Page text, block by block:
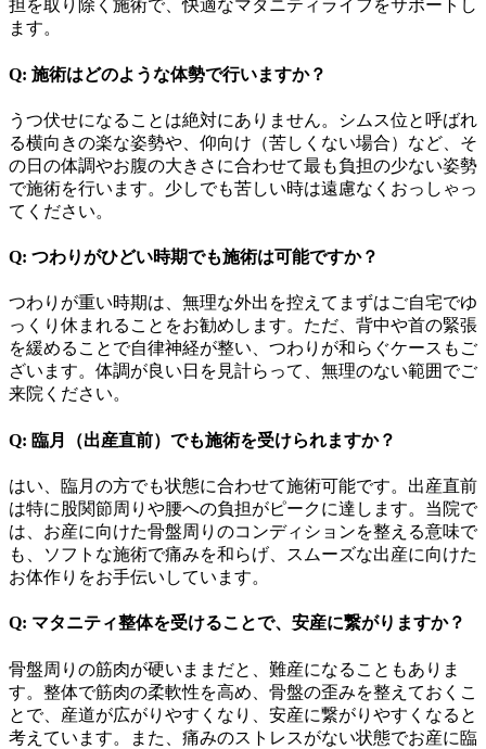
担を取り除く施術で、快適なマタニティライフをサポートし
ます。
Q: 施術はどのような体勢で行いますか？
うつ伏せになることは絶対にありません。シムス位と呼ばれ
る横向きの楽な姿勢や、仰向け（苦しくない場合）など、そ
の日の体調やお腹の大きさに合わせて最も負担の少ない姿勢
で施術を行います。少しでも苦しい時は遠慮なくおっしゃっ
てください。
Q: つわりがひどい時期でも施術は可能ですか？
つわりが重い時期は、無理な外出を控えてまずはご自宅でゆ
っくり休まれることをお勧めします。ただ、背中や首の緊張
を緩めることで自律神経が整い、つわりが和らぐケースもご
ざいます。体調が良い日を見計らって、無理のない範囲でご
来院ください。
Q: 臨月（出産直前）でも施術を受けられますか？
はい、臨月の方でも状態に合わせて施術可能です。出産直前
は特に股関節周りや腰への負担がピークに達します。当院で
は、お産に向けた骨盤周りのコンディションを整える意味で
も、ソフトな施術で痛みを和らげ、スムーズな出産に向けた
お体作りをお手伝いしています。
Q: マタニティ整体を受けることで、安産に繋がりますか？
骨盤周りの筋肉が硬いままだと、難産になることもありま
す。整体で筋肉の柔軟性を高め、骨盤の歪みを整えておくこ
とで、産道が広がりやすくなり、安産に繋がりやすくなると
考えています。また、痛みのストレスがない状態でお産に臨